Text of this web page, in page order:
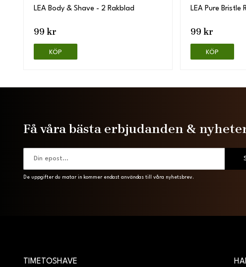
LEA Body & Shave - 2 Rakblad
99 kr
KÖP
LEA Pure Bristle
99 kr
KÖP
Få våra bästa erbjudanden &
De uppgifter du matar in kommer endast användas till våra nyhetsbrev.
TIMETOSHAVE